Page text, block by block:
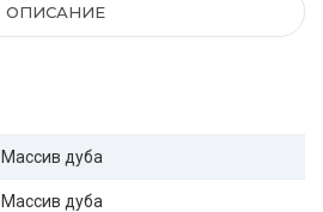
ОПИСАНИЕ
Массив дуба
Массив дуба